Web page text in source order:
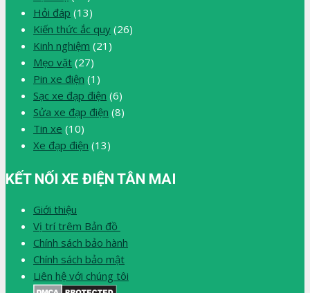
Hỏi đáp (13)
Kiến thức ắc quy (26)
Kinh nghiệm (21)
Mẹo vặt (27)
Pin xe điện (1)
Sạc xe đạp điện (6)
Sửa xe đạp điện (8)
Tin xe (10)
Xe đạp điện (13)
KẾT NỐI XE ĐIỆN TÂN MAI
Giới thiệu
Vị trí trêm Bản đồ
Chính sách bảo hành
Chính sách bảo mật
Liên hệ với chúng tôi